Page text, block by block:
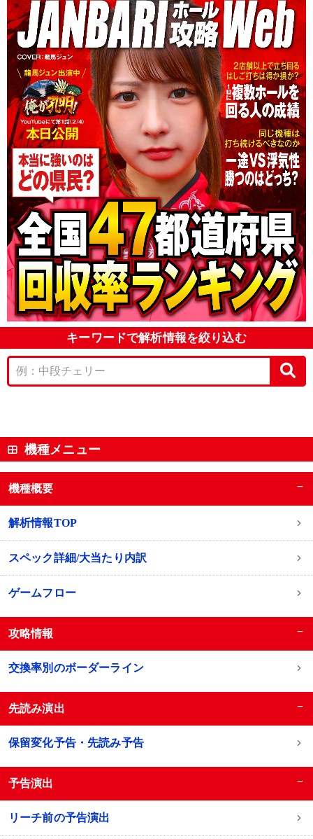
キーワードで解析情報を絞り込む
機種メニュー
機種概要 −
解析情報TOP
スペック詳細/大当たり内訳
ゲームフロー
攻略情報 −
交換率別のボーダーライン
先読み演出 −
保留変化予告・先読み予告
予告演出 −
リーチ前の予告演出